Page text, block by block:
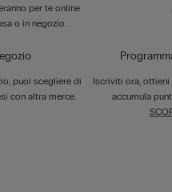
per te online
o in negozio.
puoi scegliere di
con altra merce.
Iscriviti ora,
accumula